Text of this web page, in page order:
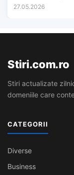
27.05.2026
Stiri.com.ro
Stiri actualizate
domeniile care
CATEGORII
Diverse
Business